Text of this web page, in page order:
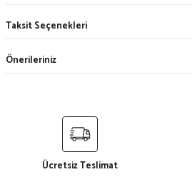
Taksit Seçenekleri
Önerileriniz
Ücretsiz Teslimat